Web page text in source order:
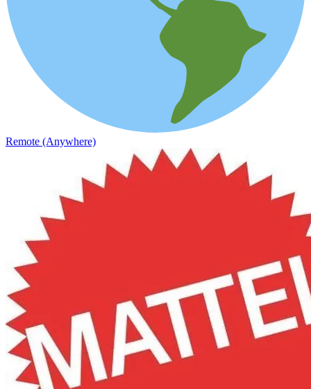
Remote (Anywhere)